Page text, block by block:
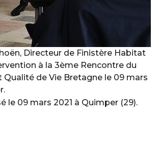
Directeur de Finistère Habitat
à la 3ème Rencontre du
Qualité de Vie Bretagne le 09 mars
le 09 mars 2021 à Quimper (29).